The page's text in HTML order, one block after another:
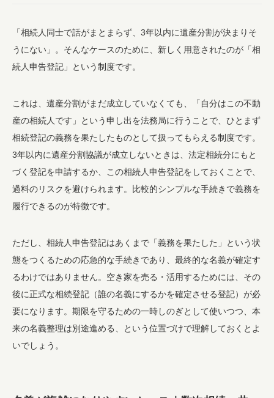
「相続人同士で話がまとまらず、3年以内に遺産分割が決まりそ
うにない」。そんなケースのために、新しく用意されたのが「相
続人申告登記」という制度です。
これは、遺産分割がまだ成立していなくても、「自分はこの不動
産の相続人です」という申し出を法務局に行うことで、ひとまず
相続登記の義務を果たしたものとして扱ってもらえる制度です。
3年以内に遺産分割協議が成立しないときは、法定相続分にもと
づく登記を申請するか、この相続人申告登記をしておくことで、
過料のリスクを避けられます。比較的シンプルな手続きで義務を
履行できるのが特徴です。
ただし、相続人申告登記はあくまで「義務を果たした」という状
態をつくるための応急的な手続きであり、最終的な名義が確定す
るわけではありません。空き家を売る・活用するためには、その
後に正式な相続登記（誰の名義にするかを確定させる登記）が必
要になります。期限を守るための一時しのぎとして使いつつ、本
来の名義整理は別途進める、という位置づけで理解しておくとよ
いでしょう。